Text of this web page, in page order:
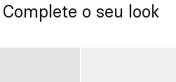
Complete o seu look